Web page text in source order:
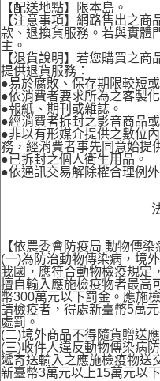
【配送地點】限本島。
【注意事項】網路售出之
款、退換貨服務。若與實體
主。
【退貨說明】若您購買之
提供退貨服務：
●易於腐敗、保存期限較短
●依消費者要求所為之客製化
●報紙、期刊或雜誌。
●經消費者拆封之影音商品
●非以有形媒介提供之數位
務，經消費者事先同意始提
●已拆封之個人衛生用品。
●依通訊交易解除權合理例
【依農委會防疫局 動物傳染
(一)為防治動物傳染病，境
我國，應符合動物檢疫規定
擅自輸入應施檢疫物者最高
幣300萬元以下罰金。應施
請檢疫者，得處新臺幣5萬
處罰。
(二)境外商品不得隨貨贈送
(三)收件人違反動物傳染病
遞寄送輸入之應施檢疫物送
新臺幣3萬元以上15萬元以